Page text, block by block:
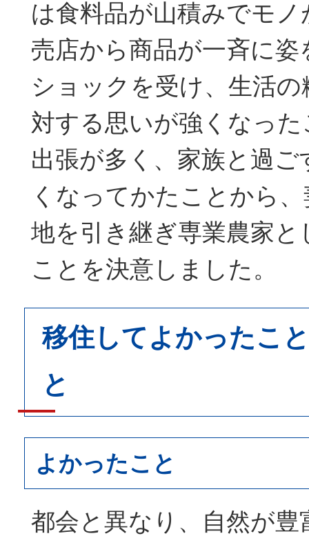
は食料品が山積みでモ
売店から商品が一斉に
ショックを受け、生活
対する思いが強くなっ
出張が多く、家族と過
くなってかたことから
地を引き継ぎ専業農家
ことを決意しました。
移住してよかったこ
と
よかったこと
都会と異なり、自然が豊